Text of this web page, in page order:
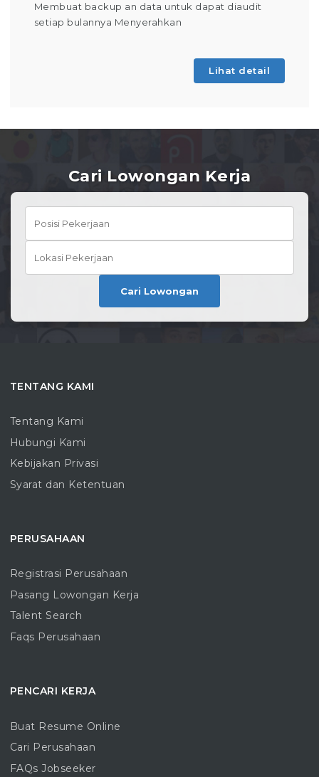
Membuat backup an data untuk dapat diaudit
setiap bulannya Menyerahkan
Lihat detail
Cari Lowongan Kerja
Cari Lowongan
TENTANG KAMI
Tentang Kami
Hubungi Kami
Kebijakan Privasi
Syarat dan Ketentuan
PERUSAHAAN
Registrasi Perusahaan
Pasang Lowongan Kerja
Talent Search
Faqs Perusahaan
PENCARI KERJA
Buat Resume Online
Cari Perusahaan
FAQs Jobseeker